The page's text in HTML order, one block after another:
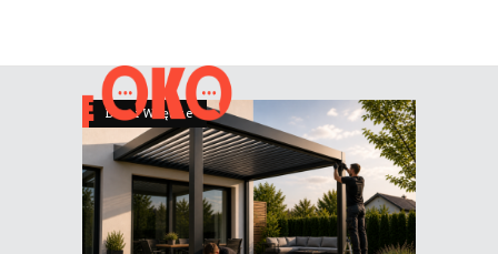
Dom i Wnętrze